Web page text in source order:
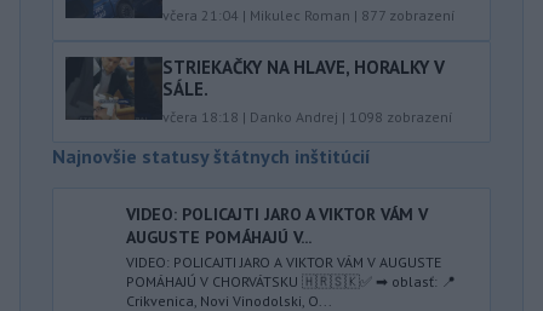
včera 21:04 | Mikulec Roman | 877 zobrazení
STRIEKAČKY NA HLAVE, HORALKY V
SÁLE.
včera 18:18 | Danko Andrej | 1098 zobrazení
Najnovšie statusy štátnych inštitúcií
VIDEO: POLICAJTI JARO A VIKTOR VÁM V
AUGUSTE POMÁHAJÚ V...
VIDEO: POLICAJTI JARO A VIKTOR VÁM V AUGUSTE
POMÁHAJÚ V CHORVÁTSKU 🇭🇷🇸🇰✅ ➡ oblasť: 📍
Crikvenica, Novi Vinodolski, O...